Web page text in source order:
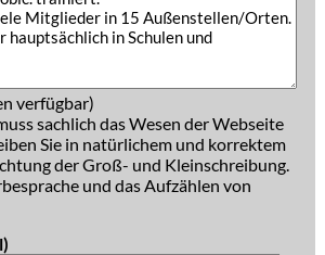
verfügbar)
sachlich das Wesen der Webseite
Sie in natürlichem und korrektem
der Groß- und Kleinschreibung.
und das Aufzählen von